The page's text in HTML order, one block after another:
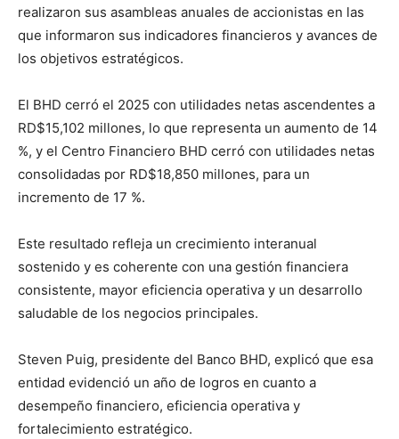
realizaron sus asambleas anuales de accionistas en las
que informaron sus indicadores financieros y avances de
los objetivos estratégicos.
El BHD cerró el 2025 con utilidades netas ascendentes a
RD$15,102 millones, lo que representa un aumento de 14
%, y el Centro Financiero BHD cerró con utilidades netas
consolidadas por RD$18,850 millones, para un
incremento de 17 %.
Este resultado refleja un crecimiento interanual
sostenido y es coherente con una gestión financiera
consistente, mayor eficiencia operativa y un desarrollo
saludable de los negocios principales.
Steven Puig, presidente del Banco BHD, explicó que esa
entidad evidenció un año de logros en cuanto a
desempeño financiero, eficiencia operativa y
fortalecimiento estratégico.